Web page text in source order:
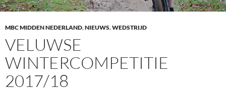
MBC MIDDEN NEDERLAND,NIEUWS,WEDSTRIJD
VELUWSE
WINTERCOMPETITIE
2017/18